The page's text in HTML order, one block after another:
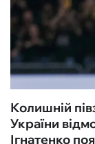
Колишній
України
Ігнатенко